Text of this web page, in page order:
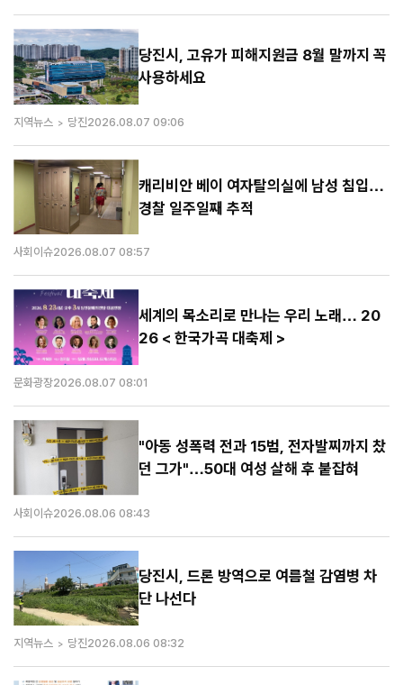
당진시, 고유가 피해지원금 8월 말까지 꼭
사용하세요
지역뉴스 당진2026.08.07 09:06
캐리비안 베이 여자탈의실에 남성 침입…
경찰 일주일째 추적
사회이슈2026.08.07 08:57
세계의 목소리로 만나는 우리 노래… 20
26 < 한국가곡 대축제 >
문화광장2026.08.07 08:01
"아동 성폭력 전과 15범, 전자발찌까지 찼
던 그가"…50대 여성 살해 후 붙잡혀
사회이슈2026.08.06 08:43
당진시, 드론 방역으로 여름철 감염병 차
단 나선다
지역뉴스 당진2026.08.06 08:32